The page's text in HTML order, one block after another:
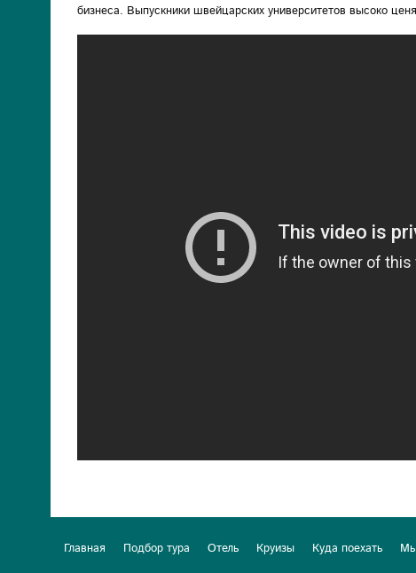
бизнеса. Выпускники швейцарских университетов высоко
Главная Подбор тура Отель Круизы Куда поехать